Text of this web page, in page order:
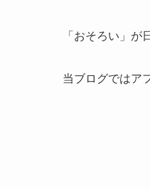
「おそろい」が
当ブログではア